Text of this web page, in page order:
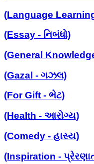
(Language
(Essay - નિબંધો)
(General
(Gazal - ગઝલ)
(For Gift - ભેટ)
(Health - આરોગ્ય)
(Comedy - હાસ્ય)
(Inspiration -